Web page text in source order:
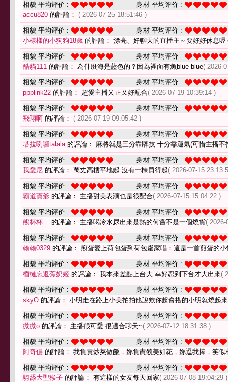
相貌 平均评价 :
身材 平均评价 :
accu820 的評論： ( 2026-07-25 18:51:46 )
相貌 平均评价 :
身材 平均评价 :
小様様的小狗狗18歲 的評論： 漂亮、好聊天的直播主～要好好休息喔
相貌 平均评价 :
身材 平均评价 :
酷貓111 的評論： 為什麼海是藍色的？因為裡面有魚blue blue( 2026-
相貌 平均评价 :
身材 平均评价 :
ppplink22 的評論： 超愛主播又正又好配合( 2026-07-19 10:39:14 )
相貌 平均评价 :
身材 平均评价 :
飛翔啊 的評論： ( 2026-07-19 09:05:42 )
相貌 平均评价 :
身材 平均评价 :
塔拉咧囉talala的評論： 麻將就是三分靠牌技 十分靠運氣(可惜主播不
相貌 平均评价 :
身材 平均评价 :
我愛尼 的評論： 萬丈高樓平地起 沒有一棟買得起( 2026-07-15
相貌 平均评价 :
身材 平均评价 :
霸道寶爺 的評論： 主播甜美表演也是很配合( 2026-07-15 15:04:22 )
相貌 平均评价 :
身材 平均评价 :
熊杯杯
的評論： 主播喝冷水尿出來是熱的何嘗不是一個燒貨(
相貌 平均评价 :
身材 平均评价 :
翰翰0329 的評論： 煎蛋愛上荷包蛋到荷包蛋家唱：這是一首煎蛋的小
相貌 平均评价 :
身材 平均评价 :
榴槤忘返蕉奶姬 的評論： 我本來差點上台大 幸好忍到下台才大出來(
相貌 平均评价 :
身材 平均评价 :
skyO 的評論： 小明走在路上小美拍拍他說欸你超會搭的小明就燒起
相貌 平均评价 :
身材 平均评价 :
微微o 的評論： 主播很可愛 很適合聊天~( 2026-07-12 18:31:38 )
相貌 平均评价 :
身材 平均评价 :
阿奇儂 的評論： 我負責炒菜做飯，妳負責貌美如花，妳逗我捧，笑似
相貌 平均评价 :
身材 平均评价 :
騎舔大聖猴子 的評論： 有這樣的女友每天回家( 2026-07-08 19:04:29 )